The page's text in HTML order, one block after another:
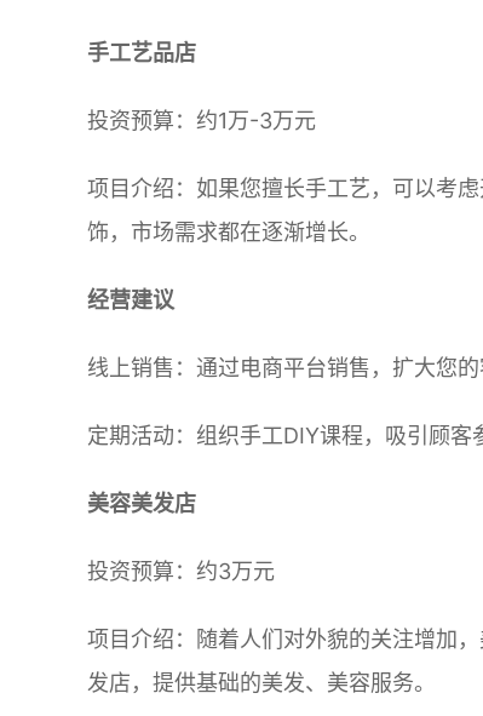
手工艺品店
投资预算：约1万-3万元
项目介绍：如果您擅长手工艺，可以考
饰，市场需求都在逐渐增长。
经营建议
线上销售：通过电商平台销售，扩大您的
定期活动：组织手工DIY课程，吸引顾客
美容美发店
投资预算：约3万元
项目介绍：随着人们对外貌的关注增加
发店，提供基础的美发、美容服务。